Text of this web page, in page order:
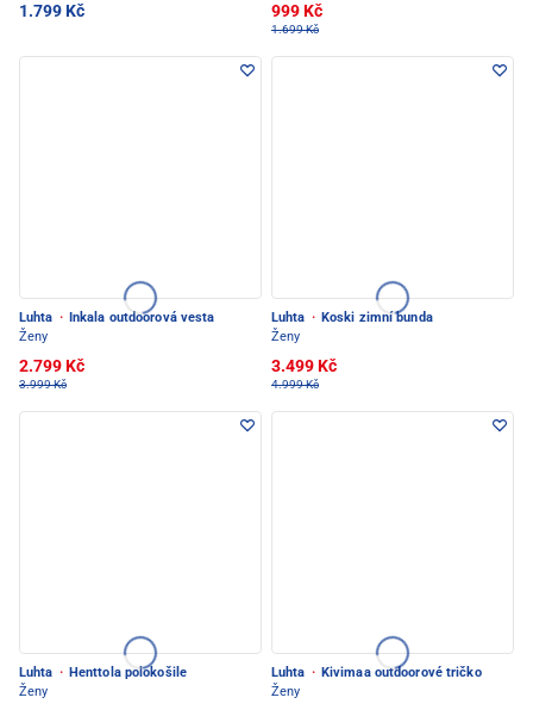
1.799 Kč 999 Kč
1.699 Kč
Luhta ·
Inkala outdoorová vesta
Ženy
2.799 Kč
3.999 Kč
Luhta · Koski zimní bunda
Ženy
3.499 Kč
4.999 Kč
Luhta · Henttola polokošile
Ženy
Luhta · Kivimaa outdoorové tričko
Ženy